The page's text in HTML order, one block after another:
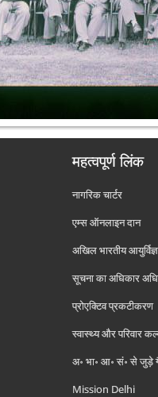
महत्वपूर्ण लिंक
नागरिक चार्टर
एम्स ऑनलाइन दान
अखिल भारतीय
सूचना का अधिकार
प्रोएक्टिव प्रकटीकरण
स्वास्थ्य और परिवार
अ॰ भा॰ आ॰ सं॰ से जुड़े
Mission Delhi